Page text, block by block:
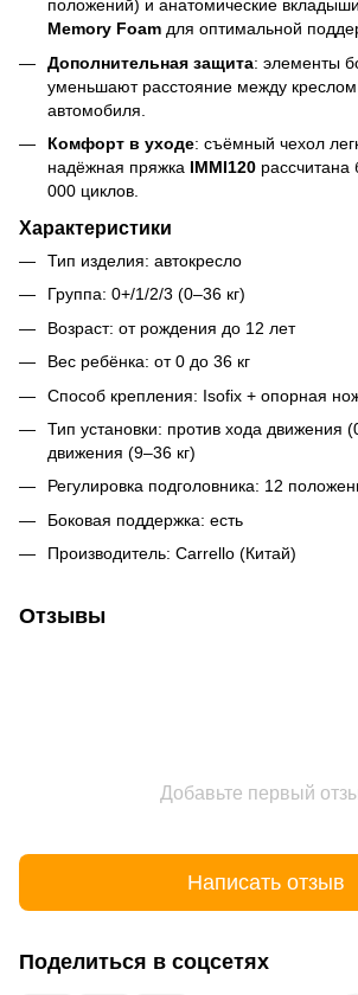
положений) и анатомические
Memory Foam для оптимальной
Дополнительная защита: элементы
уменьшают расстояние между
автомобиля.
Комфорт в уходе: съёмный чехол
надёжная пряжка IMMI120
000 циклов.
Характеристики
Тип изделия: автокресло
Группа: 0+/1/2/3 (0–36 кг)
Возраст: от рождения до 12 лет
Вес ребёнка: от 0 до 36 кг
Способ крепления: Isofix + опорная
Тип установки: против хода движения
движения (9–36 кг)
Регулировка подголовника: 12
Боковая поддержка: есть
Производитель: Carrello (Китай)
Отзывы
Добавьте первый
Написать отзыв
Поделиться в соцсетях